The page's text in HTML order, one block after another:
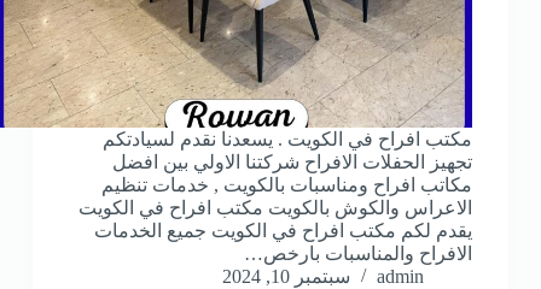
مكتب افراح في الكويت . يسعدنا نقدم لسيادتكم
تجهيز الحفلات الافراح شركتنا الاولي بين افضل
مكاتب افراح ومناسبات بالكويت , خدمات تنظيم
الاعراس والكوش بالكويت مكتب افراح في الكويت
يقدم لكم مكتب افراح في الكويت جميع الخدمات
الافراح والمناسبات بارخص…
admin
سبتمبر 10, 2024